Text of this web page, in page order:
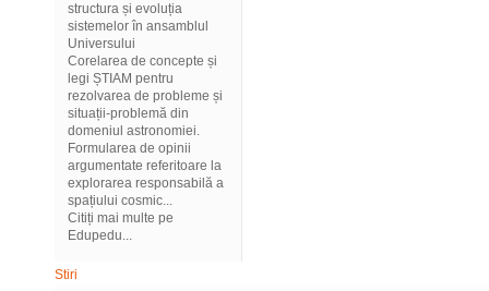
structura și evoluția
sistemelor în ansamblul
Universului
Corelarea de concepte și
legi ȘTIAM pentru
rezolvarea de probleme și
situații-problemă din
domeniul astronomiei.
Formularea de opinii
argumentate referitoare la
explorarea responsabilă a
spațiului cosmic...
Citiți mai multe pe
Edupedu...
Stiri